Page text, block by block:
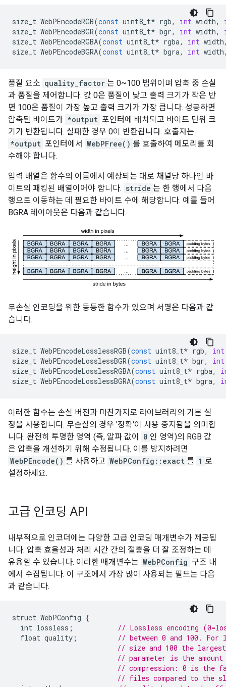
size_t WebPEncodeRGB(const uint8_t* rgb, int width,
size_t WebPEncodeBGR(const uint8_t* bgr, int width,
size_t WebPEncodeRGBA(const uint8_t* rgba, int width
size_t WebPEncodeBGRA(const uint8_t* bgra, int width
품질 요소 quality_factor 는 0~100 범위이며 압축 중 손실
과 품질을 제어합니다. 값 0은 품질이 낮고 출력 크기가 작은 반
면 100은 품질이 가장 높고 출력 크기가 가장 큽니다. 성공하면
압축된 바이트가 *output 포인터에 배치되고 바이트 단위 크
기가 반환됩니다. 실패한 경우 0이 반환됩니다. 호출자는
*output 포인터에서 WebPFree() 를 호출하여 메모리를 회
수해야 합니다.
입력 배열은 함수의 이름에서 예상되는 대로 채널당 하나인 바
이트의 패킹된 배열이어야 합니다. stride 는 한 행에서 다음
행으로 이동하는 데 필요한 바이트 수에 해당합니다. 예를 들어
BGRA 레이아웃은 다음과 같습니다.
무손실 인코딩을 위한 동등한 함수가 있으며 서명은 다음과 같
습니다.
size_t WebPEncodeLosslessRGB(const uint8_t* rgb,
int
size_t WebPEncodeLosslessBGR(const uint8_t* bgr,
int
size_t WebPEncodeLosslessRGBA(const uint8_t* rgba,
size_t WebPEncodeLosslessBGRA(const uint8_t* bgra,
이러한 함수는 손실 버전과 마찬가지로 라이브러리의 기본 설
정을 사용합니다. 무손실의 경우 '정확'이 사용 중지됨을 의미합
니다. 완전히 투명한 영역 (즉, 알파 값이
0 인 영역)의 RGB 값
은 압축을 개선하기 위해 수정됩니다. 이를 방지하려면
WebPEncode() 를 사용하고 WebPConfig::exact 를 1 로
설정하세요.
고급 인코딩 API
내부적으로 인코더에는 다양한 고급 인코딩 매개변수가 제공됩
니다. 압축 효율성과 처리 시간 간의 절충을 더 잘 조정하는 데
유용할 수 있습니다. 이러한 매개변수는 WebPConfig 구조 내
에서 수집됩니다. 이 구조에서 가장 많이 사용되는 필드는 다음
과 같습니다.
struct WebPConfig {
int lossless ;
// Lossless encoding
float quality ;
// between 0 and 100.
// size and 100 the
// parameter is the
// compression: 0 is the
// files compared to the